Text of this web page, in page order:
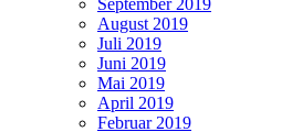
September 2019
August 2019
Juli 2019
Juni 2019
Mai 2019
April 2019
Februar 2019